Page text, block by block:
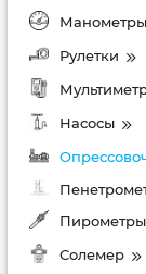
Манометры
Рулетки
Насосы
Пирометры
Солемер